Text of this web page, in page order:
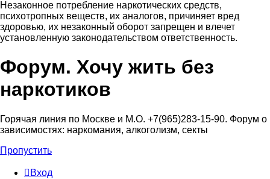
Незаконное потребление наркотических средств,
психотропных веществ, их аналогов, причиняет вред
здоровью, их незаконный оборот запрещен и влечет
установленную законодательством ответственность.
Регистрация
Форум. Хочу жить без
наркотиков
Горячая линия по Москве и М.О. +7(965)283-15-90. Форум о
зависимостях: наркомания, алкоголизм, секты
Пропустить
Вход